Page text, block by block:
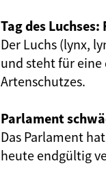
Tag des
Der Luchs (lynx,
und steht für eine
Artenschutzes.
Parlament
Das Parlament
heute endgültig